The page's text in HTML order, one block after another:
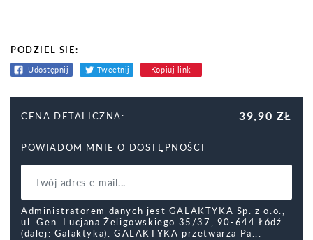
PODZIEL SIĘ:
Udostępnij Tweetnij Kopiuj link
CENA DETALICZNA: 39,90 ZŁ
POWIADOM MNIE O DOSTĘPNOŚCI
Administratorem danych jest GALAKTYKA Sp. z o.o.,
ul. Gen. Lucjana Żeligowskiego 35/37, 90-644 Łódź
(dalej: Galaktyka). GALAKTYKA przetwarza Pa